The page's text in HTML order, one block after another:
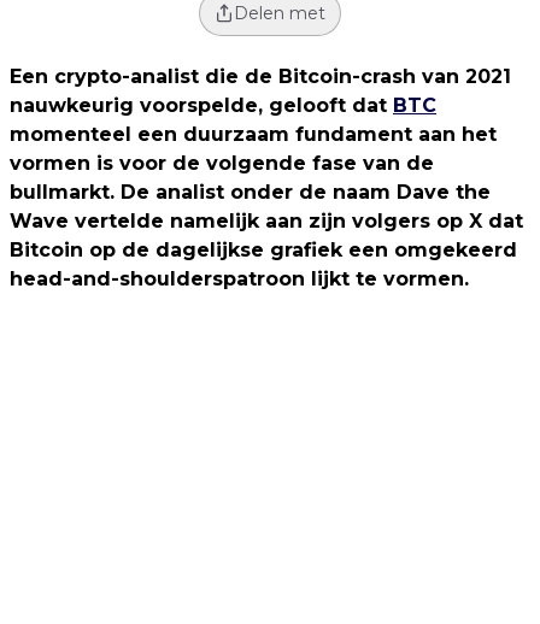
Delen met
Een crypto-analist die de Bitcoin-crash van 2021
nauwkeurig voorspelde, gelooft dat BTC
momenteel een duurzaam fundament aan het
vormen is voor de volgende fase van de
bullmarkt. De analist onder de naam Dave the
Wave vertelde namelijk aan zijn volgers op X dat
Bitcoin op de dagelijkse grafiek een omgekeerd
head-and-shoulderspatroon lijkt te vormen.